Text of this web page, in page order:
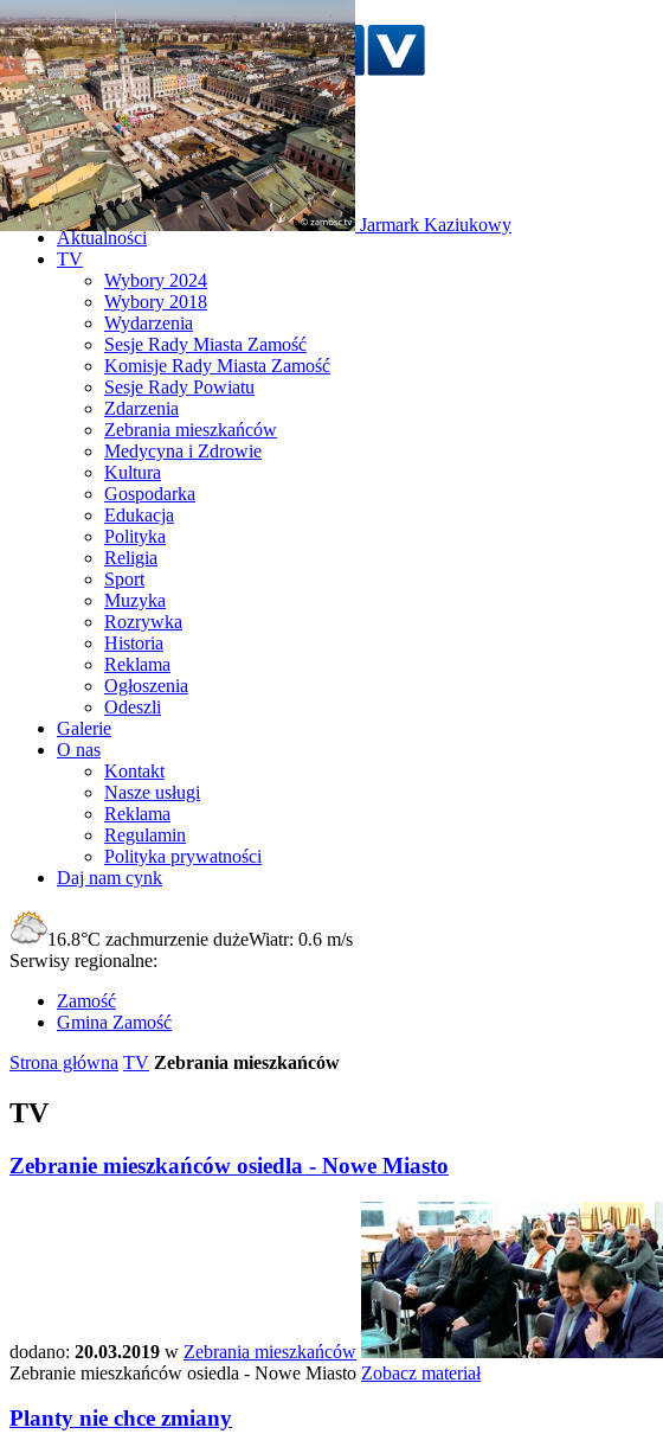
Szukaj w serwisie
Strona główna
Aktualności
TV
Wybory 2024
Wybory 2018
Wydarzenia
Sesje Rady Miasta Zamość
Komisje Rady Miasta Zamość
Sesje Rady Powiatu
Zdarzenia
Zebrania mieszkańców
Medycyna i Zdrowie
Kultura
Gospodarka
Edukacja
Polityka
Religia
Sport
Muzyka
Rozrywka
Historia
Reklama
Ogłoszenia
Odeszli
Galerie
O nas
Kontakt
Nasze usługi
Reklama
Regulamin
Polityka prywatności
Daj nam cynk
16.8°C zachmurzenie dużeWiatr: 0.6 m/s
Serwisy regionalne:
Zamość
Gmina Zamość
Strona główna TV Zebrania mieszkańców
TV
Zebranie mieszkańców osiedla - Nowe Miasto
dodano: 20.03.2019 w Zebrania mieszkańców
Zebranie mieszkańców osiedla - Nowe Miasto Zobacz materiał
Planty nie chce zmiany
Jarmark Kaziukowy